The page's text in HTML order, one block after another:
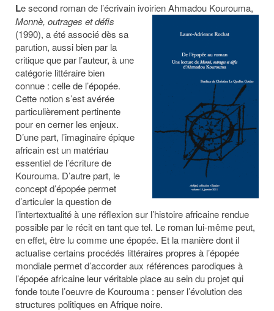
Le second roman de l’écrivain ivoirien Ahmadou Kourouma,
Monnè, outrages et défis
(1990), a été associé dès sa
parution, aussi bien par la
critique que par l’auteur, à une
catégorie littéraire bien
connue : celle de l’épopée.
Cette notion s’est avérée
particulièrement pertinente
pour en cerner les enjeux.
D’une part, l’imaginaire épique
africain est un matériau
essentiel de l’écriture de
Kourouma. D’autre part, le
concept d’épopée permet
d’articuler la question de
l’intertextualité à une réflexion sur l’histoire africaine rendue
possible par le récit en tant que tel. Le roman lui-même peut,
en effet, être lu comme une épopée. Et la manière dont il
actualise certains procédés littéraires propres à l’épopée
mondiale permet d’accorder aux références parodiques à
l’épopée africaine leur véritable place au sein du projet qui
fonde toute l’oeuvre de Kourouma : penser l’évolution des
structures politiques en Afrique noire.